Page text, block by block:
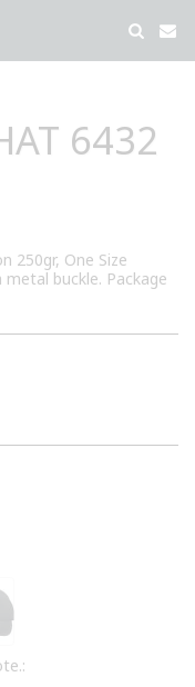
6432
250gr, One Size
buckle. Package